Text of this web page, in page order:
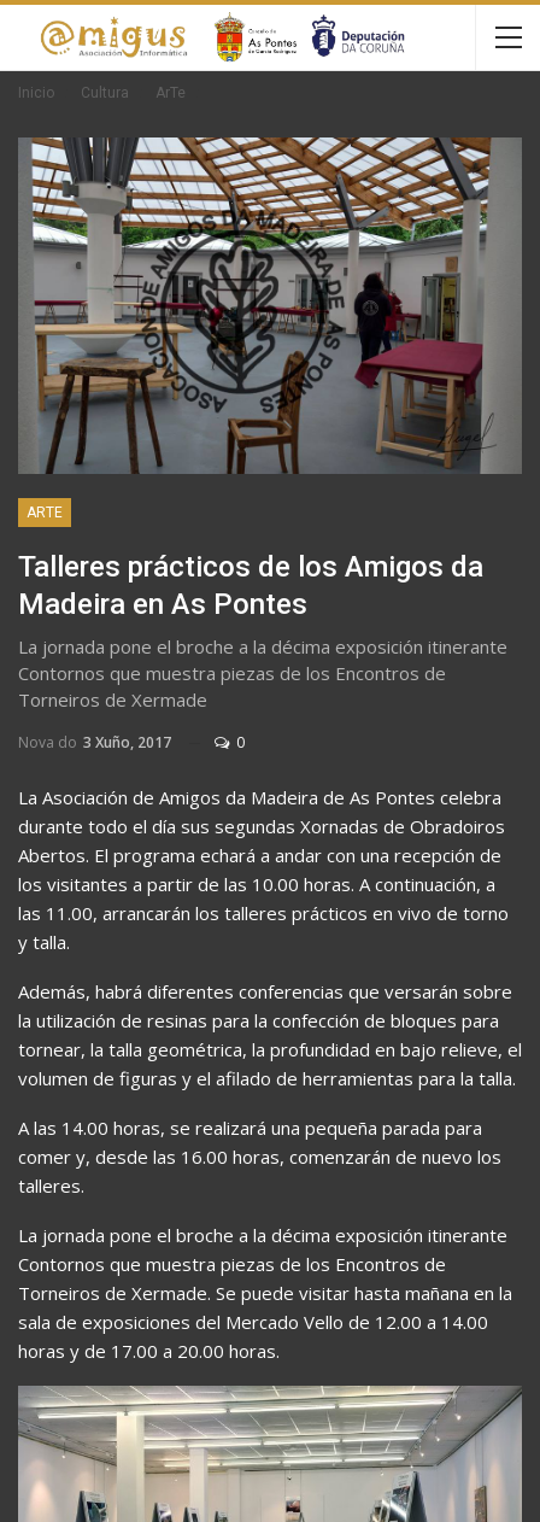
Inicio Cultura ArTe
ARTE
Talleres prácticos de los Amigos da
Madeira en As Pontes
La jornada pone el broche a la décima exposición itinerante
Contornos que muestra piezas de los Encontros de
Torneiros de Xermade
Nova do 3 Xuño, 2017 0
La Asociación de Amigos da Madeira de As Pontes celebra
durante todo el día sus segundas Xornadas de Obradoiros
Abertos. El programa echará a andar con una recepción de
los visitantes a partir de las 10.00 horas. A continuación, a
las 11.00, arrancarán los talleres prácticos en vivo de torno
y talla.
Además, habrá diferentes conferencias que versarán sobre
la utilización de resinas para la confección de bloques para
tornear, la talla geométrica, la profundidad en bajo relieve, el
volumen de figuras y el afilado de herramientas para la talla.
A las 14.00 horas, se realizará una pequeña parada para
comer y, desde las 16.00 horas, comenzarán de nuevo los
talleres.
La jornada pone el broche a la décima exposición itinerante
Contornos que muestra piezas de los Encontros de
Torneiros de Xermade. Se puede visitar hasta mañana en la
sala de exposiciones del Mercado Vello de 12.00 a 14.00
horas y de 17.00 a 20.00 horas.